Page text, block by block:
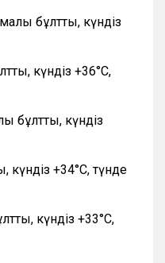
бұлтты, күндіз
күндіз +36°С,
бұлтты, күндіз
күндіз +34°С, түнде
күндіз +33°С,